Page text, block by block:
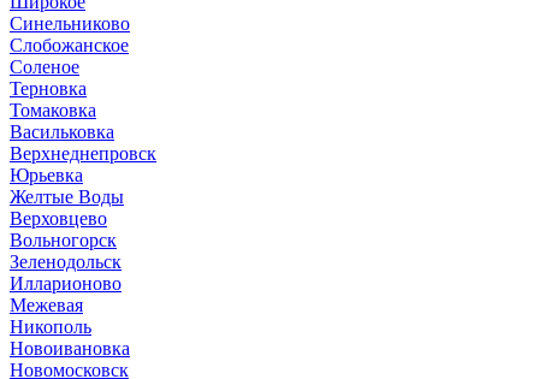
Синельниково
Слобожанское
Соленое
Терновка
Томаковка
Васильковка
Верхнеднепровск
Юрьевка
Желтые Воды
Верховцево
Вольногорск
Зеленодольск
Илларионово
Межевая
Никополь
Новоивановка
Новомосковск